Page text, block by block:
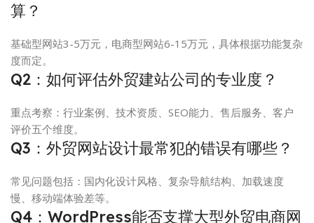
算？
基础型网站3-5万元，电商型网站6-15万元，具体根据功能复杂
度而定。
Q2：如何评估外贸建站公司的专业度？
重点考察：行业案例、技术资质、SEO能力、售后服务、客户
评价五个维度。
Q3：外贸网站设计最常犯的错误有哪些？
常见问题包括：国内化设计风格、复杂导航结构、加载速度
慢、移动端体验差等。
Q4：WordPress能否支撑大型外贸电商网